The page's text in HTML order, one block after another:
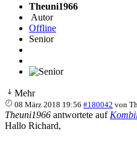
Theuni1966
Autor
Offline
Senior
Mehr
08 März 2018 19:56 #180042 von
Theuni1966 antwortete auf
Hallo Richard,